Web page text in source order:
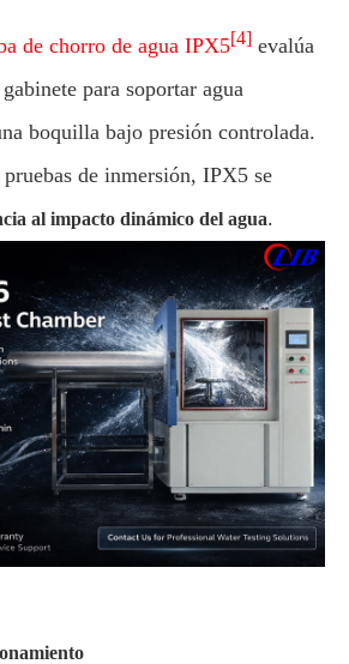
de chorro de agua IPX5[4] evalúa
para soportar agua
boquilla bajo presión controlada.
de inmersión, IPX5 se
al impacto dinámico del agua.